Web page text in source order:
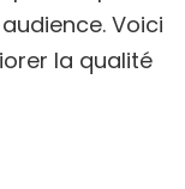
Voici
la qualité